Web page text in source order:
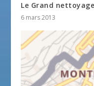
Le Grand
6 mars 2013